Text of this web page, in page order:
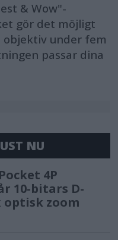
& Wow"-
gör det möjligt
under fem
passar dina
NU
4P
10-bitars D-
optisk zoom